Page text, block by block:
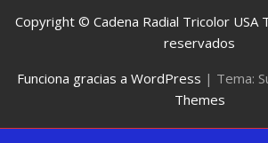
Copyright © Cadena Radial Tricolor USA
reservados
Funciona gracias a WordPress | Tema:
Themes